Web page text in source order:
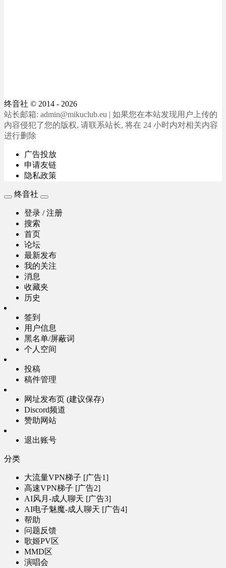
终音社 © 2014 - 2026
站长邮箱: admin@mikuclub.eu | 如果您在本站发现用户上传的
内容侵犯了您的版权, 请联系站长, 将在 24 小时内对相关内容
进行删除
广告投放
申请友链
隐私政策
终音社
登录 / 注册
搜索
首页
论坛
最新发布
我的关注
消息
收藏夹
历史
签到
用户信息
黑名单/屏蔽词
个人空间
投稿
稿件管理
网址发布页 (建议保存)
Discord频道
赞助网站
退出账号
分类
大流量VPN梯子 [广告1]
高速VPN梯子 [广告2]
AI风月-成人聊天 [广告3]
AI电子魅魔-成人聊天 [广告4]
帮助
问题反馈
歌姬PV区
MMD区
演唱会